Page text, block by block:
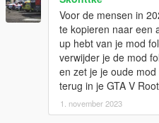
Voor de mensen in
te kopieren naar een
up hebt van je mod
verwijder je de mod
en zet je je oude
terug in je GTA V
1. november 2023